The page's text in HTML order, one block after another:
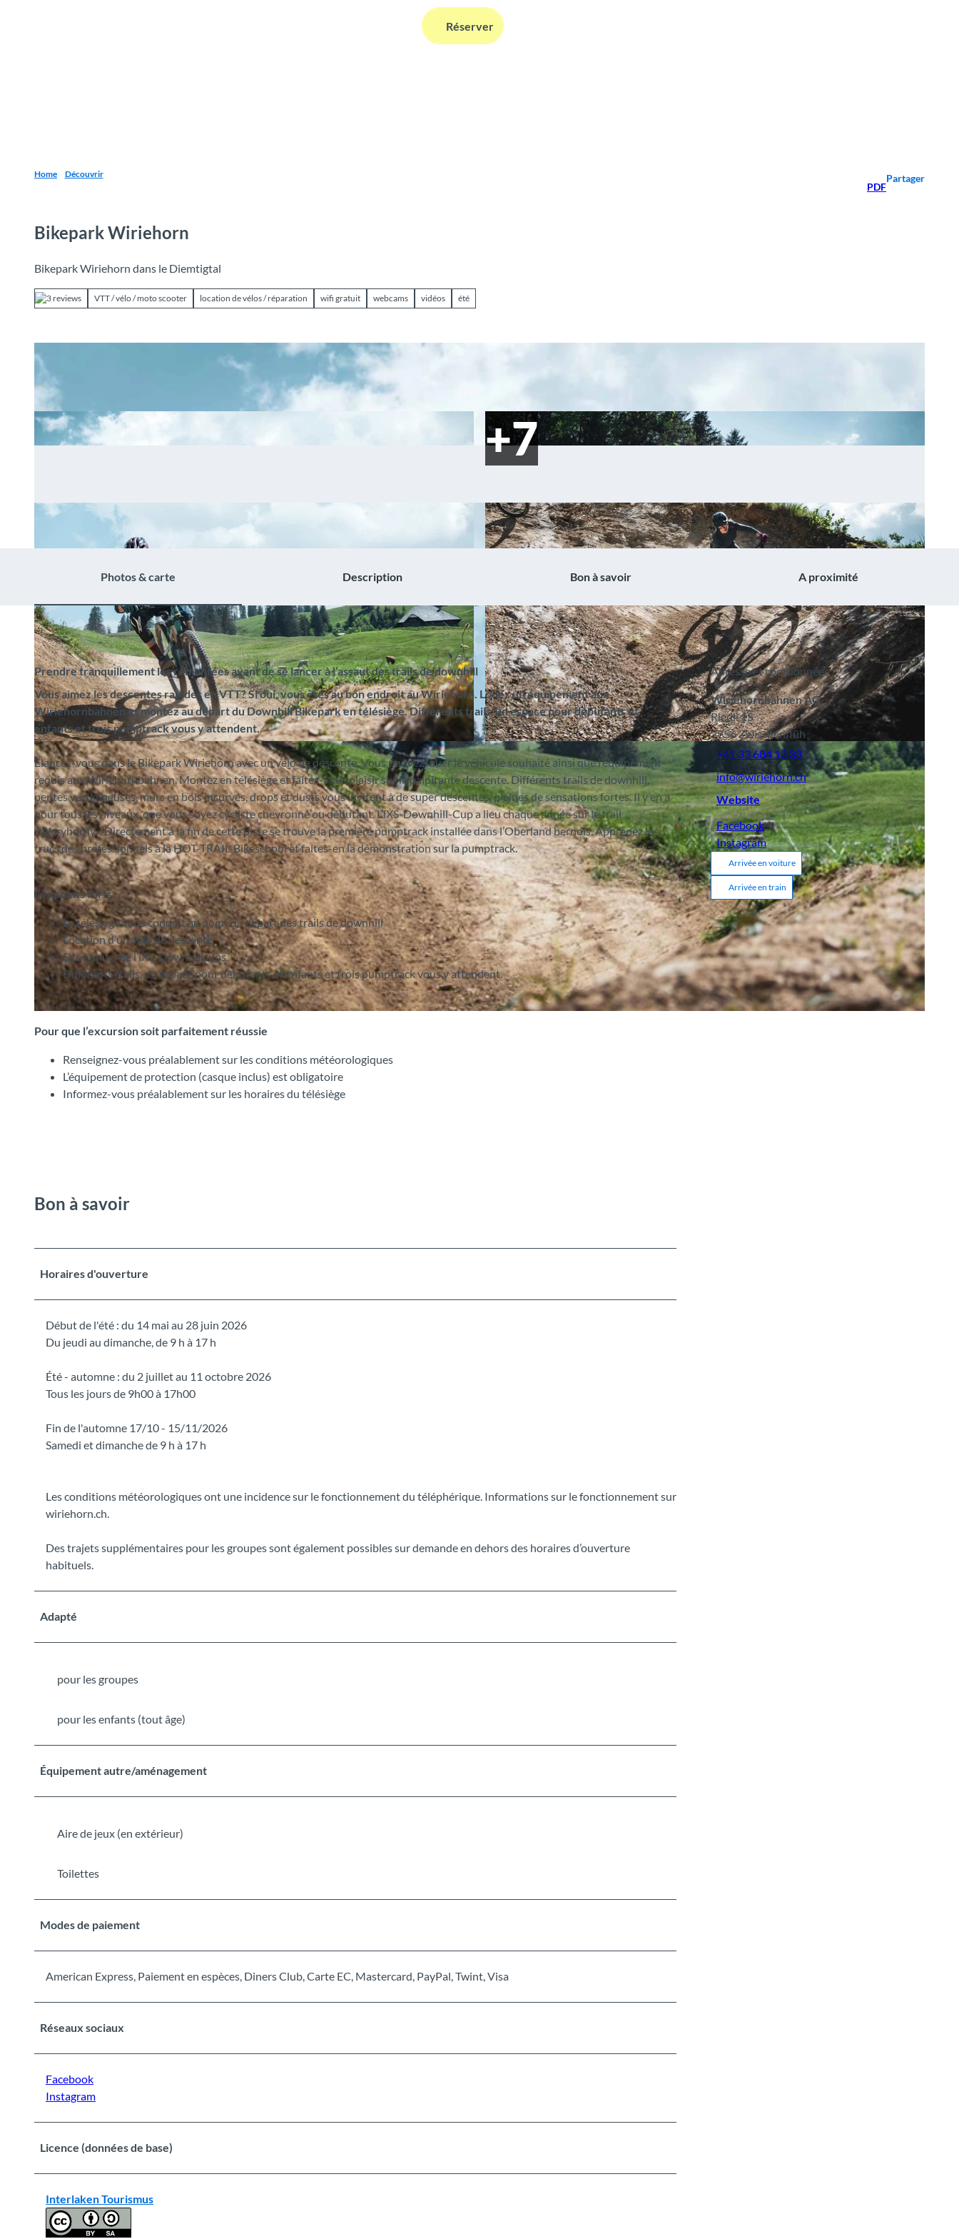
RechercheRéserver
Home Découvrir
PDF
Partager
Bikepark Wiriehorn
Bikepark Wiriehorn dans le Diemtigtal
3 reviews VTT / vélo / moto scooter location de vélos / réparation wifi gratuit webcams vidéos été
© CC-BY-SA CC-BY-SA
Photos & carte Description Bon à savoir A proximité
Prendre tranquillement les remontées avant de se lancer à l’assaut des trails de downhill
Vous aimez les descentes rapides en VTT? Si oui, vous êtes au bon endroit au Wiriehorn. Louez un équipement aux
Wiriehornbahnen et montez au départ du Downhill Bikepark en télésiège.Différents trails,un espace pour débutants et
enfants et trois pumptrackvous y attendent.
Elancez-vous dans le Bikepark Wiriehorn avec un vélo de descente. Vous pouvez louer le véhicule souhaité ainsi que l’équipement
requis aux Wiriehornbahnen. Montez en télésiège et faites-vous plaisir sur la palpitante descente. Différents trails de downhill,
pentes vertigineuses, murs en bois incurvés, drops et dusts vous invitent à de super descentes, pleines de sensations fortes. Il y en a
pour tous les niveaux, que vous soyez cycliste chevronné ou débutant. L’iXS-Downhill-Cup a lieu chaque année sur le trail
«Weryhorny». Directement à la fin de cette piste se trouve la première pumptrack installée dans l’Oberland bernois. Apprenez les
trucs des professionnels à la HOT-TRAIL-Bikeschool et faites-en la démonstration sur la pumptrack.
Les points forts
Le télésiège vous conduit au point de départ des trails de downhill
Location d’un vélo de descente
Site annuel de l’iXS-Downhillcups
Différents trails, un espace pour débutants et enfants et trois pumptrack vous y attendent.
Pour que l’excursion soit parfaitement réussie
Renseignez-vous préalablement sur les conditions météorologiques
L’équipement de protection (casque inclus) est obligatoire
Informez-vous préalablement sur les horaires du télésiège
Bon à savoir
Horaires d'ouverture
Début de l'été : du 14 mai au 28 juin 2026
Du jeudi au dimanche, de 9 h à 17 h
Été - automne : du 2 juillet au 11 octobre 2026
Tous les jours de 9h00 à 17h00
Fin de l'automne 17/10 - 15/11/2026
Samedi et dimanche de 9 h à 17 h
Les conditions météorologiques ont une incidence sur le fonctionnement du téléphérique. Informations sur le fonctionnement sur
wiriehorn.ch.
Des trajets supplémentaires pour les groupes sont également possibles sur demande en dehors des horaires d’ouverture
habituels.
Adapté
pour les groupes
pour les enfants (tout âge)
Équipement autre/aménagement
Aire de jeux (en extérieur)
Toilettes
Modes de paiement
American Express, Paiement en espèces, Diners Club, Carte EC, Mastercard, PayPal, Twint, Visa
Réseaux sociaux
Facebook
Instagram
Licence (données de base)
Interlaken Tourismus
Adresse et coordonnées :
Wiriehornbahnen AG
Riedli 15
3756Zwischenflüh
+41 33 684 12 33
info@wiriehorn.ch
Website
Facebook
Instagram
Arrivée en voiture
Arrivée en train